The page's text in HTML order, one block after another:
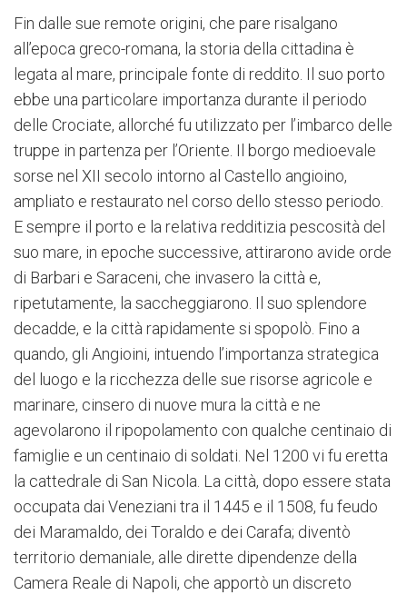
Fin dalle sue remote origini, che pare risalgano
all’epoca greco-romana, la storia della cittadina è
legata al mare, principale fonte di reddito. Il suo porto
ebbe una particolare importanza durante il periodo
delle Crociate, allorché fu utilizzato per l’imbarco delle
truppe in partenza per l’Oriente. Il borgo medioevale
sorse nel XII secolo intorno al Castello angioino,
ampliato e restaurato nel corso dello stesso periodo.
E sempre il porto e la relativa redditizia pescosità del
suo mare, in epoche successive, attirarono avide orde
di Barbari e Saraceni, che invasero la città e,
ripetutamente, la saccheggiarono. Il suo splendore
decadde, e la città rapidamente si spopolò. Fino a
quando, gli Angioini, intuendo l’importanza strategica
del luogo e la ricchezza delle sue risorse agricole e
marinare, cinsero di nuove mura la città e ne
agevolarono il ripopolamento con qualche centinaio di
famiglie e un centinaio di soldati. Nel 1200 vi fu eretta
la cattedrale di San Nicola. La città, dopo essere stata
occupata dai Veneziani tra il 1445 e il 1508, fu feudo
dei Maramaldo, dei Toraldo e dei Carafa; diventò
territorio demaniale, alle dirette dipendenze della
Camera Reale di Napoli, che apportò un discreto